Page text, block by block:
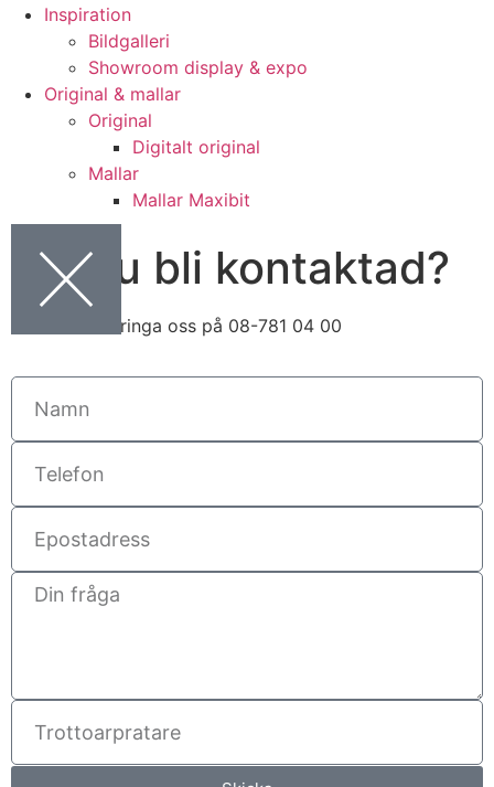
Inspiration
Bildgalleri
Showroom display & expo
Original & mallar
Original
Digitalt original
Mallar
Mallar Maxibit
Vill du bli kontaktad?
Du kan även ringa oss på 08-781 04 00